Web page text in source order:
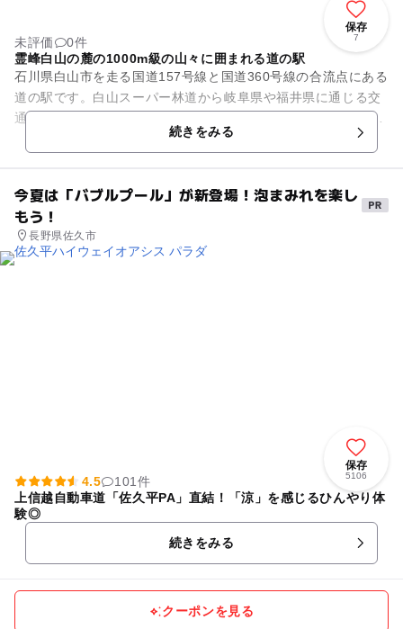
保存
7
未評価
0件
霊峰白山の麓の1000m級の山々に囲まれる道の駅
石川県白山市を走る国道157号線と国道360号線の合流点にある
道の駅です。白山スーパー林道から岐阜県や福井県に通じる交
通の要所となっています。霊峰白山の麓に、1000m級の山々に
続きをみる
今夏は「バブルプール」が新登場！泡まみれを楽し
もう！
長野県佐久市
保存
5106
4.5
101件
上信越自動車道「佐久平PA」直結！「涼」を感じるひんやり体
験◎
続きをみる
クーポンを見る